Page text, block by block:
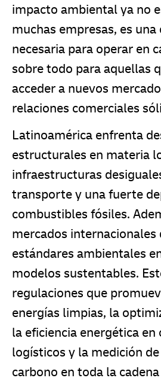
impacto ambiental ya no
muchas empresas, es una
necesaria para operar en
sobre todo para aquellas
acceder a nuevos
relaciones comerciales
Latinoamérica enfrenta
estructurales en materia
infraestructuras
transporte y una fuerte
combustibles fósiles.
mercados internacionales
estándares ambientales
modelos sustentables.
regulaciones que
energías limpias, la
la eficiencia energética en
logísticos y la medición
carbono en toda la